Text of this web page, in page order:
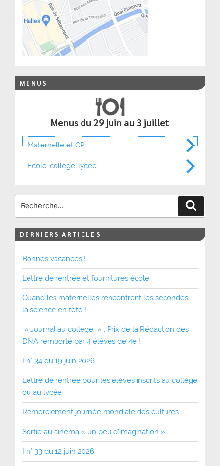
MENUS
Menus du 29 juin au 3 juillet
Maternelle et CP
École-collège-lycée
DERNIERS ARTICLES
Bonnes vacances !
Lettre de rentrée et fournitures école
Quand les maternelles rencontrent les secondes :
la science en fête !
» Journal au collège » : Prix de la Rédaction des
DNA remporté par 4 élèves de 4e !
I n° 34 du 19 juin 2026
Lettre de rentrée pour les élèves inscrits au collège
ou au lycée
Remerciement journée mondiale des cultures
Sortie au cinéma « un peu d’imagination »
I n° 33 du 12 juin 2026